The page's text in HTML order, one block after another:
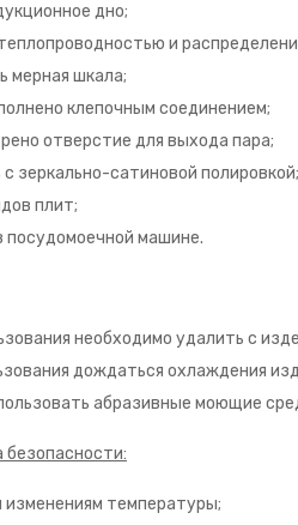
дно;
и
мерная шкала;
клепочным соединением;
отверстие для выхода пара;
зеркально-сатиновой полировкой;
плит;
посудомоечной машине.
необходимо удалить с
дождаться охлаждения
абразивные моющие
безопасности:
изменениям температуры;